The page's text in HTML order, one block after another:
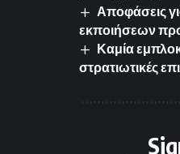
Αποφάσεις
εκποιήσεων
Καμία
στρατιωτικές